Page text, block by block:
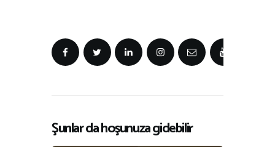
Şunlar da hoşunuza gidebilir